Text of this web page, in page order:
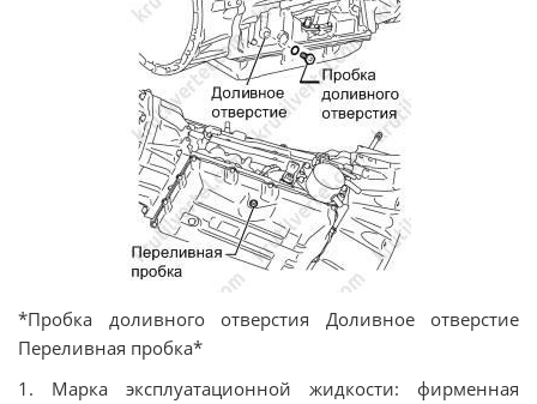
*Пробка доливного отверстия Доливное отверстие
Переливная пробка*
1. Марка эксплуатационной жидкости: фирменная